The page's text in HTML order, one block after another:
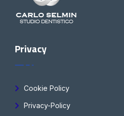
Privacy
Cookie Policy
Privacy-Policy